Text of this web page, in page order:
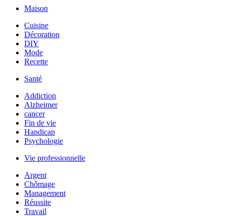
Maison
Cuisine
Décoration
DIY
Mode
Recette
Santé
Addiction
Alzheimer
cancer
Fin de vie
Handicap
Psychologie
Vie professionnelle
Argent
Chômage
Management
Réussite
Travail